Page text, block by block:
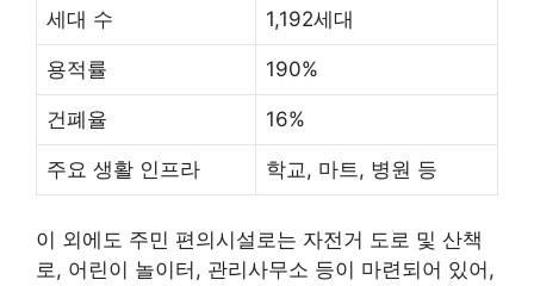
세대 수 1,192세대
용적률 190%
건폐율 16%
주요 생활 인프라 학교, 마트, 병원 등
이 외에도 주민 편의시설로는 자전거 도로 및 산책
로, 어린이 놀이터, 관리사무소 등이 마련되어 있어,